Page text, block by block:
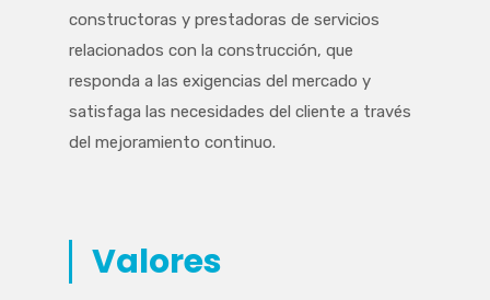
constructoras y prestadoras de servicios
relacionados con la construcción, que
responda a las exigencias del mercado y
satisfaga las necesidades del cliente a través
del mejoramiento continuo.
Valores